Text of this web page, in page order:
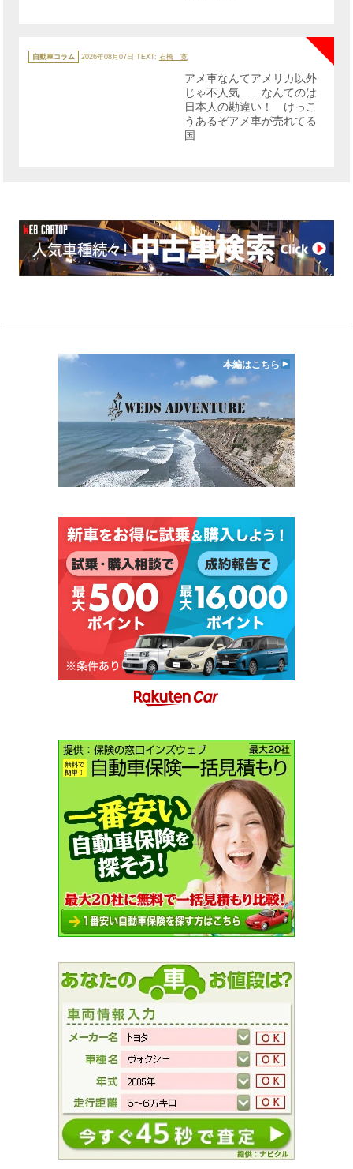
テ
ゴ
自動車コラム 2026年08月07日 TEXT: 石橋 寛
アメ車なんてアメリカ以外
じゃ不人気……なんてのは
日本人の勘違い！ けっこ
うあるぞアメ車が売れてる
国
本編はこちら